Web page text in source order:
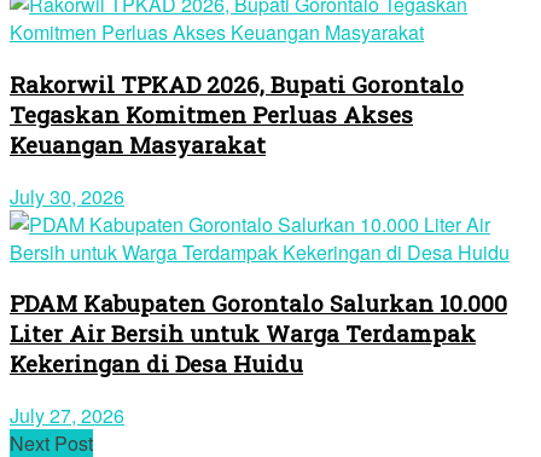
Rakorwil TPKAD 2026, Bupati Gorontalo
Tegaskan Komitmen Perluas Akses
Keuangan Masyarakat
July 30, 2026
PDAM Kabupaten Gorontalo Salurkan 10.000
Liter Air Bersih untuk Warga Terdampak
Kekeringan di Desa Huidu
July 27, 2026
Next Post